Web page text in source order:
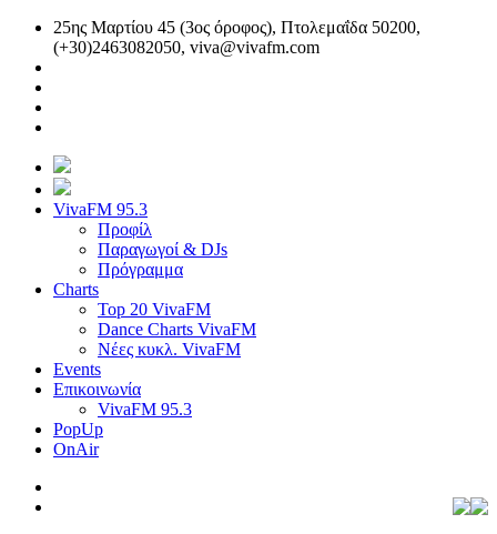
25ης Μαρτίου 45 (3ος όροφος), Πτολεμαΐδα 50200,
(+30)2463082050, viva@vivafm.com
VivaFM 95.3
Προφίλ
Παραγωγοί & DJs
Πρόγραμμα
Charts
Top 20 VivaFM
Dance Charts VivaFM
Νέες κυκλ. VivaFM
Events
Επικοινωνία
VivaFM 95.3
PopUp
OnAir